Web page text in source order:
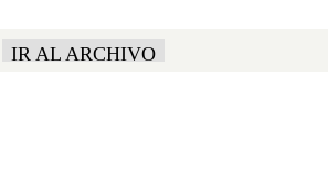
IR AL ARCHIVO